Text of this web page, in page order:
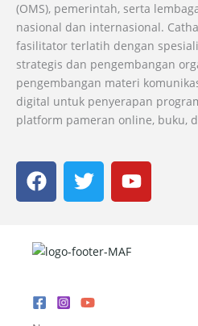
(OMS), pemerintah, serta
nasional dan internasional.
fasilitator terlatih dengan
strategis dan pengembangan
pengembangan materi
digital untuk penyerapan
platform pameran online, buku,
F
a
c
b
o
k
T
w
i
e
Y
o
u
b